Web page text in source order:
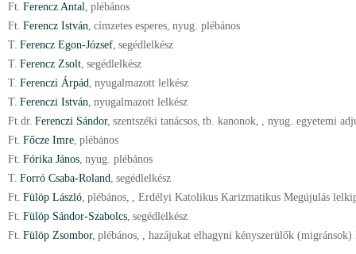
Ft. Ferencz Antal, plébános
Ft. Ferencz István, címzetes esperes, nyug. plébános
T. Ferencz Egon-József, segédlelkész
T. Ferencz Zsolt, segédlelkész
T. Ferenczi Árpád, nyugalmazott lelkész
T. Ferenczi István, nyugalmazott lelkész
Ft.dr. Ferenczi Sándor, szentszéki tanácsos, tb. kanonok, , nyug. egyetemi
Ft. Főcze Imre, plébános
Ft. Fórika János, nyug. plébános
T. Forró Csaba-Roland, segédlelkész
Ft. Fülöp László, plébános, , Erdélyi Katolikus Karizmatikus Megújulás
Ft. Fülöp Sándor-Szabolcs, segédlelkész
Ft. Fülöp Zsombor, plébános, , hazájukat elhagyni kényszerülők